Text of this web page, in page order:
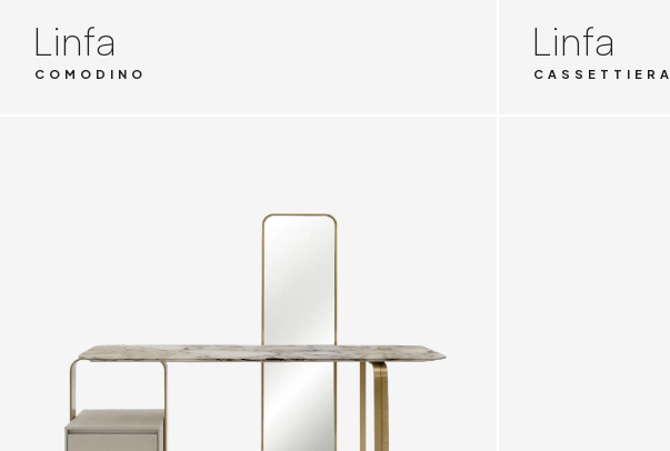
Linfa
COMODINO
Linfa
CASSETTIERA